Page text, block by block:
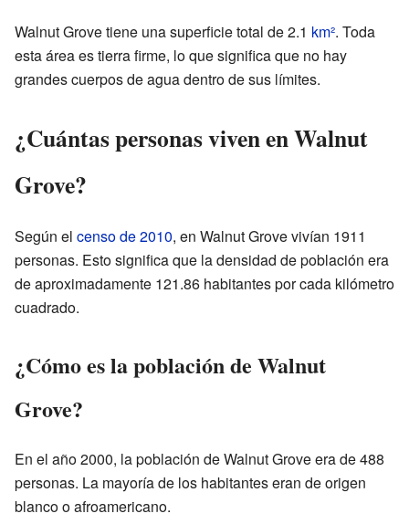
Walnut Grove tiene una superficie total de 2.1 km². Toda
esta área es tierra firme, lo que significa que no hay
grandes cuerpos de agua dentro de sus límites.
¿Cuántas personas viven en Walnut
Grove?
Según el censo de 2010, en Walnut Grove vivían 1911
personas. Esto significa que la densidad de población era
de aproximadamente 121.86 habitantes por cada kilómetro
cuadrado.
¿Cómo es la población de Walnut
Grove?
En el año 2000, la población de Walnut Grove era de 488
personas. La mayoría de los habitantes eran de origen
blanco o afroamericano.